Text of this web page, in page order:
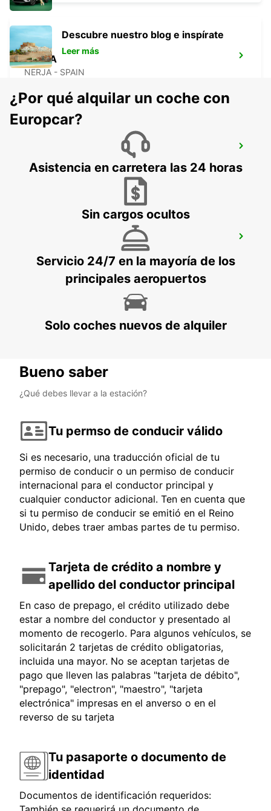
NERJA
NERJA - SPAIN
TORREMOLINOS - SPAIN
MÁLAGA ESTACIÓN CENTRAL
Descubre nuestro blog e inspírate
Leer más
¿Por qué alquilar un coche con
Europcar?
Asistencia en carretera las 24 horas
Sin cargos ocultos
Servicio 24/7 en la mayoría de los
principales aeropuertos
Solo coches nuevos de alquiler
Bueno saber
¿Qué debes llevar a la estación?
Tu permso de conducir válido
Si es necesario, una traducción oficial de tu
permiso de conducir o un permiso de conducir
internacional para el conductor principal y
cualquier conductor adicional. Ten en cuenta que
si tu permiso de conducir se emitió en el Reino
Unido, debes traer ambas partes de tu permiso.
Tarjeta de crédito a nombre y
apellido del conductor principal
En caso de prepago, el crédito utilizado debe
estar a nombre del conductor y presentado al
momento de recogerlo. Para algunos vehículos, se
solicitarán 2 tarjetas de crédito obligatorias,
incluida una mayor. No se aceptan tarjetas de
pago que lleven las palabras "tarjeta de débito",
"prepago", "electron", "maestro", "tarjeta
electrónica" impresas en el anverso o en el
reverso de su tarjeta
Tu pasaporte o documento de
identidad
Documentos de identificación requeridos: